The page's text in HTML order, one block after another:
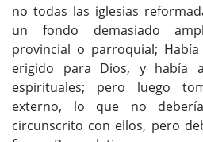
no todas las iglesias
un fondo demasiado
provincial o parroquial;
erigido para Dios, y había
espirituales; pero luego
externo, lo que no
circunscrito con ellos, pero